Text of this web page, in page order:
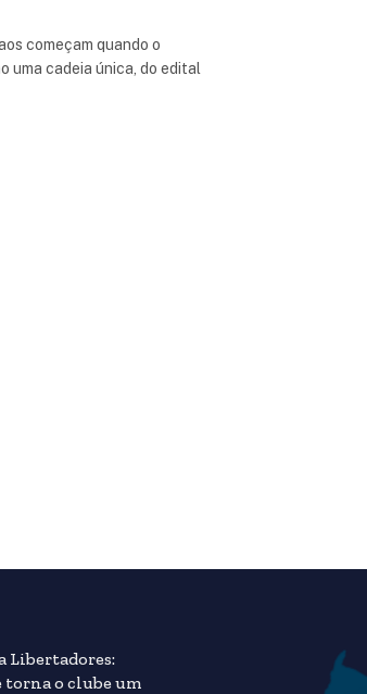
começam quando o
uma cadeia única, do edital
Libertadores:
torna o clube um